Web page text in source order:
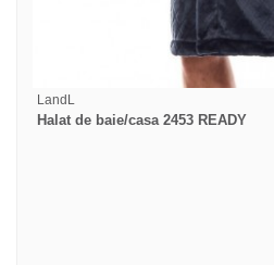
LandL
Halat de baie/casa 2453 READY